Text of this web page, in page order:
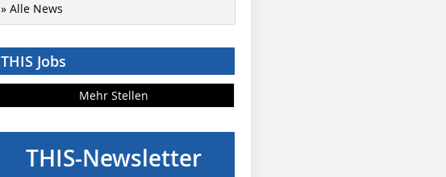
» Alle News
THIS Jobs
Mehr Stellen
THIS-Newsletter